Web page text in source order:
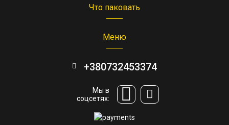
Что паковать
Меню
+380732453374
Мы в
соцсетях: